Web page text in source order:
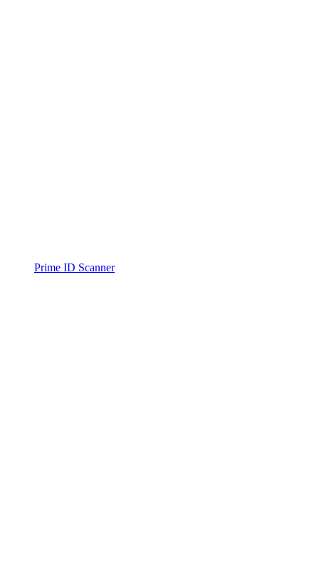
Prime ID Scanner